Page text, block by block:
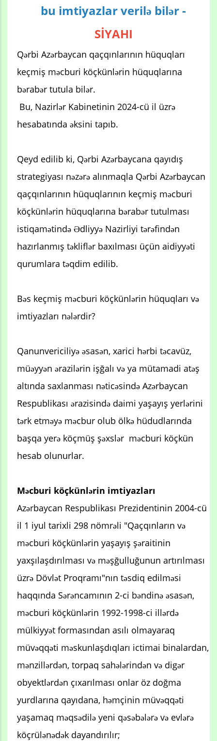
bu imtiyazlar verilə bilər -
SİYAHI
Qərbi Azərbaycan qaçqınlarının hüquqları
keçmiş məcburi köçkünlərin hüquqlarına
bərabər tutula bilər.
Bu, Nazirlər Kabinetinin 2024-cü il üzrə
hesabatında əksini tapıb.
Qeyd edilib ki, Qərbi Azərbaycana qayıdış
strategiyası nəzərə alınmaqla Qərbi Azərbaycan
qaçqınlarının hüquqlarının keçmiş məcburi
köçkünlərin hüquqlarına bərabər tutulması
istiqamətində Ədliyyə Nazirliyi tərəfindən
hazırlanmış təkliflər baxılması üçün aidiyyəti
qurumlara təqdim edilib.
Bəs keçmiş məcburi köçkünlərin hüquqları və
imtiyazları nələrdir?
Qanunvericiliyə əsasən, xarici hərbi təcavüz,
müəyyən ərazilərin işğalı və ya mütamadi atəş
altında saxlanması nəticəsində Azərbaycan
Respublikası ərazisində daimi yaşayış yerlərini
tərk etməyə məcbur olub ölkə hüdudlarında
başqa yerə köçmüş şəxslər məcburi köçkün
hesab olunurlar.
Məcburi köçkünlərin imtiyazları
Azərbaycan Respublikası Prezidentinin 2004-cü
il 1 iyul tarixli 298 nömrəli "Qaçqınların və
məcburi köçkünlərin yaşayış şəraitinin
yaxşılaşdırılması və məşğulluğunun artırılması
üzrə Dövlət Proqramı"nın təsdiq edilməsi
haqqında Sərəncamının 2-ci bəndinə əsasən,
məcburi köçkünlərin 1992-1998-ci illərdə
mülkiyyət formasından asılı olmayaraq
müvəqqəti məskunlaşdıqları ictimai binalardan,
mənzillərdən, torpaq sahələrindən və digər
obyektlərdən çıxarılması onlar öz doğma
yurdlarına qayıdana, həmçinin müvəqqəti
yaşamaq məqsədilə yeni qəsəbələrə və evlərə
köçrülənədək dayandırılır;